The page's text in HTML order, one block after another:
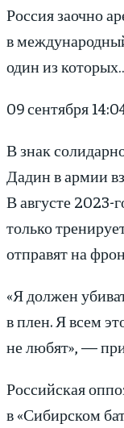
Россия заочно
в
один из которых…
09 сентября
В знак
Дадин в армии
В августе 2023-
только
отправят на
«Я должен
в плен. Я всем
не любят», —
Российская
в «Сибирском